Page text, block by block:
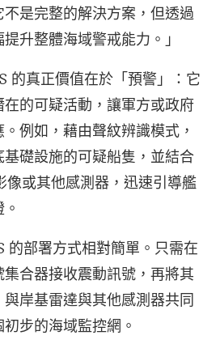
是完整的解決方案，但透過
升整體海域警戒能力。」
的真正價值在於「預警」：它
的可疑活動，讓軍方或政府
例如，藉由聲紋辨識模式，
礎設施的可疑船隻，並結合
或其他感測器，迅速引導艦
的部署方式相對簡單。只需在
合器接收震動訊號，再將其
岸基雷達與其他感測器共同
步的海域監控網。